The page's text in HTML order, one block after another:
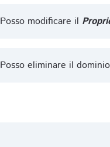
Posso modificare il
Posso eliminare il